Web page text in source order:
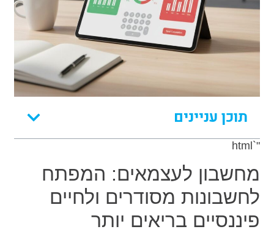
תוכן עניינים
"`html
מחשבון לעצמאים: המפתח
לחשבונות מסודרים ולחיים
פיננסיים בריאים יותר